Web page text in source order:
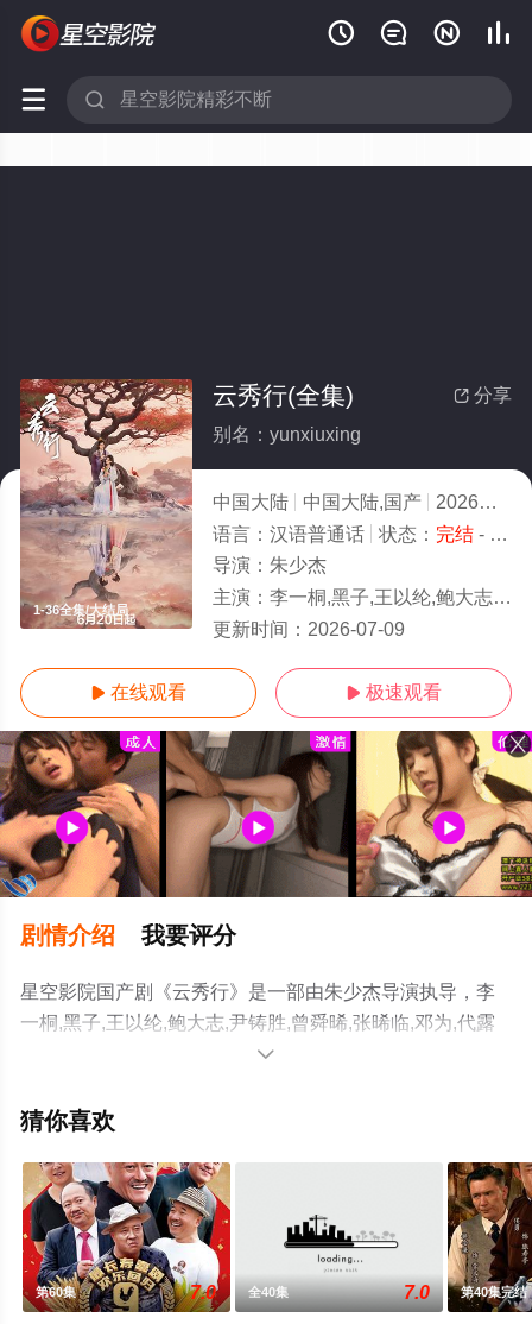
   
 
1-36全集/大结局
 分享
云秀行(全集)
别名：yunxiuxing
中国大陆 中国大陆,国产 2026
7.0
语言： 汉语普通话 状态： 完结- 免费在线观看
导演： 朱少杰
主演： 李一桐,黑子,王以纶,鲍大志,尹铸胜,曾舜晞,张晞临,邓为,代露娃,简宇熙,邓孝慈,程泓鑫,范静雯,田嘉瑞
更新时间： 2026-07-09
 在线观看  极速观看
剧情介绍 我要评分
星空影院国产剧《云秀行》是一部由朱少杰导演执导，李
一桐,黑子,王以纶,鲍大志,尹铸胜,曾舜晞,张晞临,邓为,代露
娃,简宇熙,邓孝慈,程泓鑫,范静雯,田嘉瑞等演员精彩演绎的
点播免费观看高清无删减完整版电视剧全集就上星空电影
等平台了解。

猜你喜欢
第60集 7.0 全40集 7.0 第40集完结